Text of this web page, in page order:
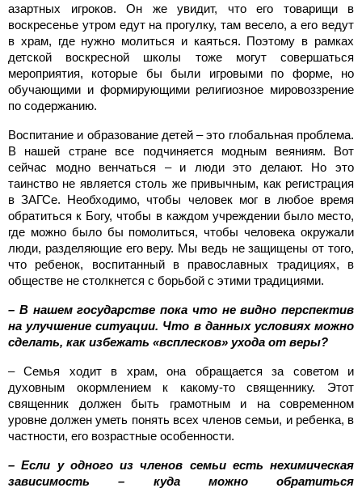
азартных игроков. Он же увидит, что его товарищи в
воскресенье утром едут на прогулку, там весело, а его ведут
в храм, где нужно молиться и каяться. Поэтому в рамках
детской воскресной школы тоже могут совершаться
мероприятия, которые бы были игровыми по форме, но
обучающими и формирующими религиозное мировоззрение
по содержанию.
Воспитание и образование детей – это глобальная проблема.
В нашей стране все подчиняется модным веяниям. Вот
сейчас модно венчаться – и люди это делают. Но это
таинство не является столь же привычным, как регистрация
в ЗАГСе. Необходимо, чтобы человек мог в любое время
обратиться к Богу, чтобы в каждом учреждении было место,
где можно было бы помолиться, чтобы человека окружали
люди, разделяющие его веру. Мы ведь не защищены от того,
что ребенок, воспитанный в православных традициях, в
обществе не столкнется с борьбой с этими традициями.
– В нашем государстве пока что не видно перспектив
на улучшение ситуации. Что в данных условиях можно
сделать, как избежать «всплесков» ухода от веры?
– Семья ходит в храм, она обращается за советом и
духовным окормлением к какому-то священнику. Этот
священник должен быть грамотным и на современном
уровне должен уметь понять всех членов семьи, и ребенка, в
частности, его возрастные особенности.
– Если у одного из членов семьи есть нехимическая
зависимость – куда можно обратиться